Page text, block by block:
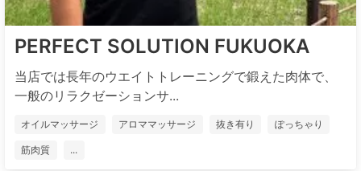
PERFECT SOLUTION FUKUOKA
当店では長年のウエイトトレーニングで鍛えた肉体で、
一般のリラクゼーションサ...
オイルマッサージ アロママッサージ 抜き有り ぽっちゃり
筋肉質 ...